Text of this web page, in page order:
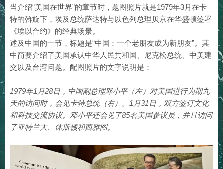
当介绍“美国在世界”的章节时，题图照片就是1979年3月在卡
特的斡旋下，埃及总统萨达特与以色列总理贝京在华盛顿签署
《埃以合约》的经典场景。
述及中国的一节，标题是“中国：一个老朋友成为新朋友”。其
中简要介绍了美国承认中华人民共和国、尼克松总统、中美建
交以及台湾问题。配图照片的文字说明是：
1979年1月28日，中国副总理邓小平（左）对美国进行为期九
天的访问时，会见卡特总统（右）。1月31日，双方签订文化
和科技交流协议。邓小平还会见了85名美国参议员，并且访问
了亚特兰大、休斯顿和西雅图。